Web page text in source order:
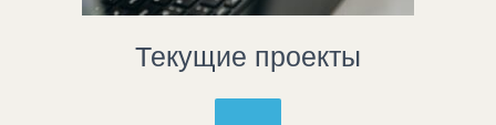
Текущие проекты